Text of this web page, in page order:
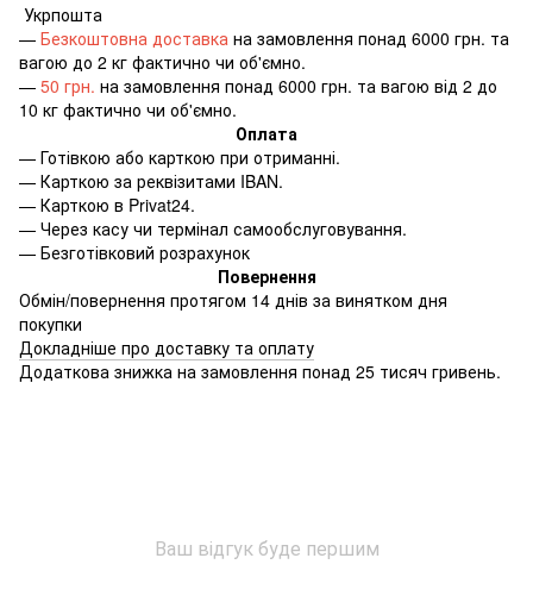
Укрпошта
— Безкоштовна доставка на замовлення понад 6000 грн. та
вагою до 2 кг фактично чи об'ємно.
— 50 грн. на замовлення понад 6000 грн. та вагою від 2 до
10 кг фактично чи об'ємно.
Оплата
— Готівкою або карткою при отриманні.
— Карткою за реквізитами IBAN.
— Карткою в Privat24.
— Через касу чи термінал самообслуговування.
— Безготівковий розрахунок
Повернення
Обмін/повернення протягом 14 днів за винятком дня
покупки
Докладніше про доставку та оплату
Додаткова знижка на замовлення понад 25 тисяч гривень.
Ваш відгук буде першим